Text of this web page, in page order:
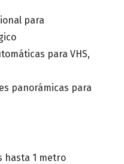
para
para VHS,
panorámicas para
hasta 1 metro